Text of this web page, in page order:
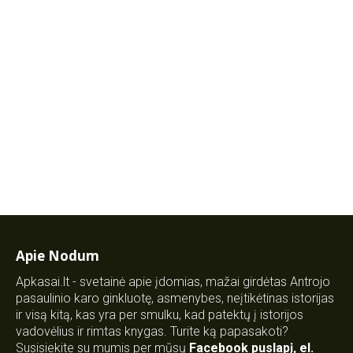
Apie Nodum
Apkasai.lt - svetainė apie įdomias, mažai girdėtas Antrojo
pasaulinio karo ginkluotę, asmenybes, neįtikėtinas istorijas
ir visą kitą, kas yra per smulku, kad patektų į istorijos
vadovėlius ir rimtas knygas. Turite ką papasakoti?
Susisiekite su mumis per mūsų Facebook puslapį, el.